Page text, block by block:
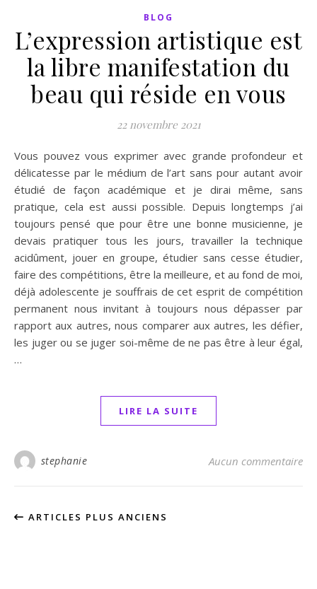
BLOG
L’expression artistique est
la libre manifestation du
beau qui réside en vous
22 novembre 2021
Vous pouvez vous exprimer avec grande profondeur et
délicatesse par le médium de l’art sans pour autant avoir
étudié de façon académique et je dirai même, sans
pratique, cela est aussi possible. Depuis longtemps j’ai
toujours pensé que pour être une bonne musicienne, je
devais pratiquer tous les jours, travailler la technique
acidûment, jouer en groupe, étudier sans cesse étudier,
faire des compétitions, être la meilleure, et au fond de moi,
déjà adolescente je souffrais de cet esprit de compétition
permanent nous invitant à toujours nous dépasser par
rapport aux autres, nous comparer aux autres, les défier,
les juger ou se juger soi-même de ne pas être à leur égal,
…
LIRE LA SUITE
stephanie Aucun commentaire
ARTICLES PLUS ANCIENS